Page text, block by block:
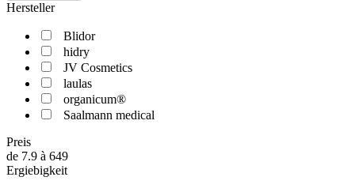
Hersteller
Blidor
hidry
JV Cosmetics
laulas
organicum®
Saalmann medical
Preis
de 7.9 à 649
Ergiebigkeit